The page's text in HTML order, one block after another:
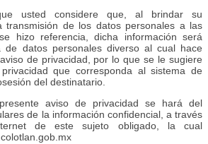
usted considere que, al brindar su
transmisión de los datos personales a las
hizo referencia, dicha información será
de datos personales diverso al cual hace
de privacidad, por lo que se le sugiere
que corresponda al sistema de
del destinatario.
aviso de privacidad se hará del
de la información confidencial, a través
de este sujeto obligado, la cual